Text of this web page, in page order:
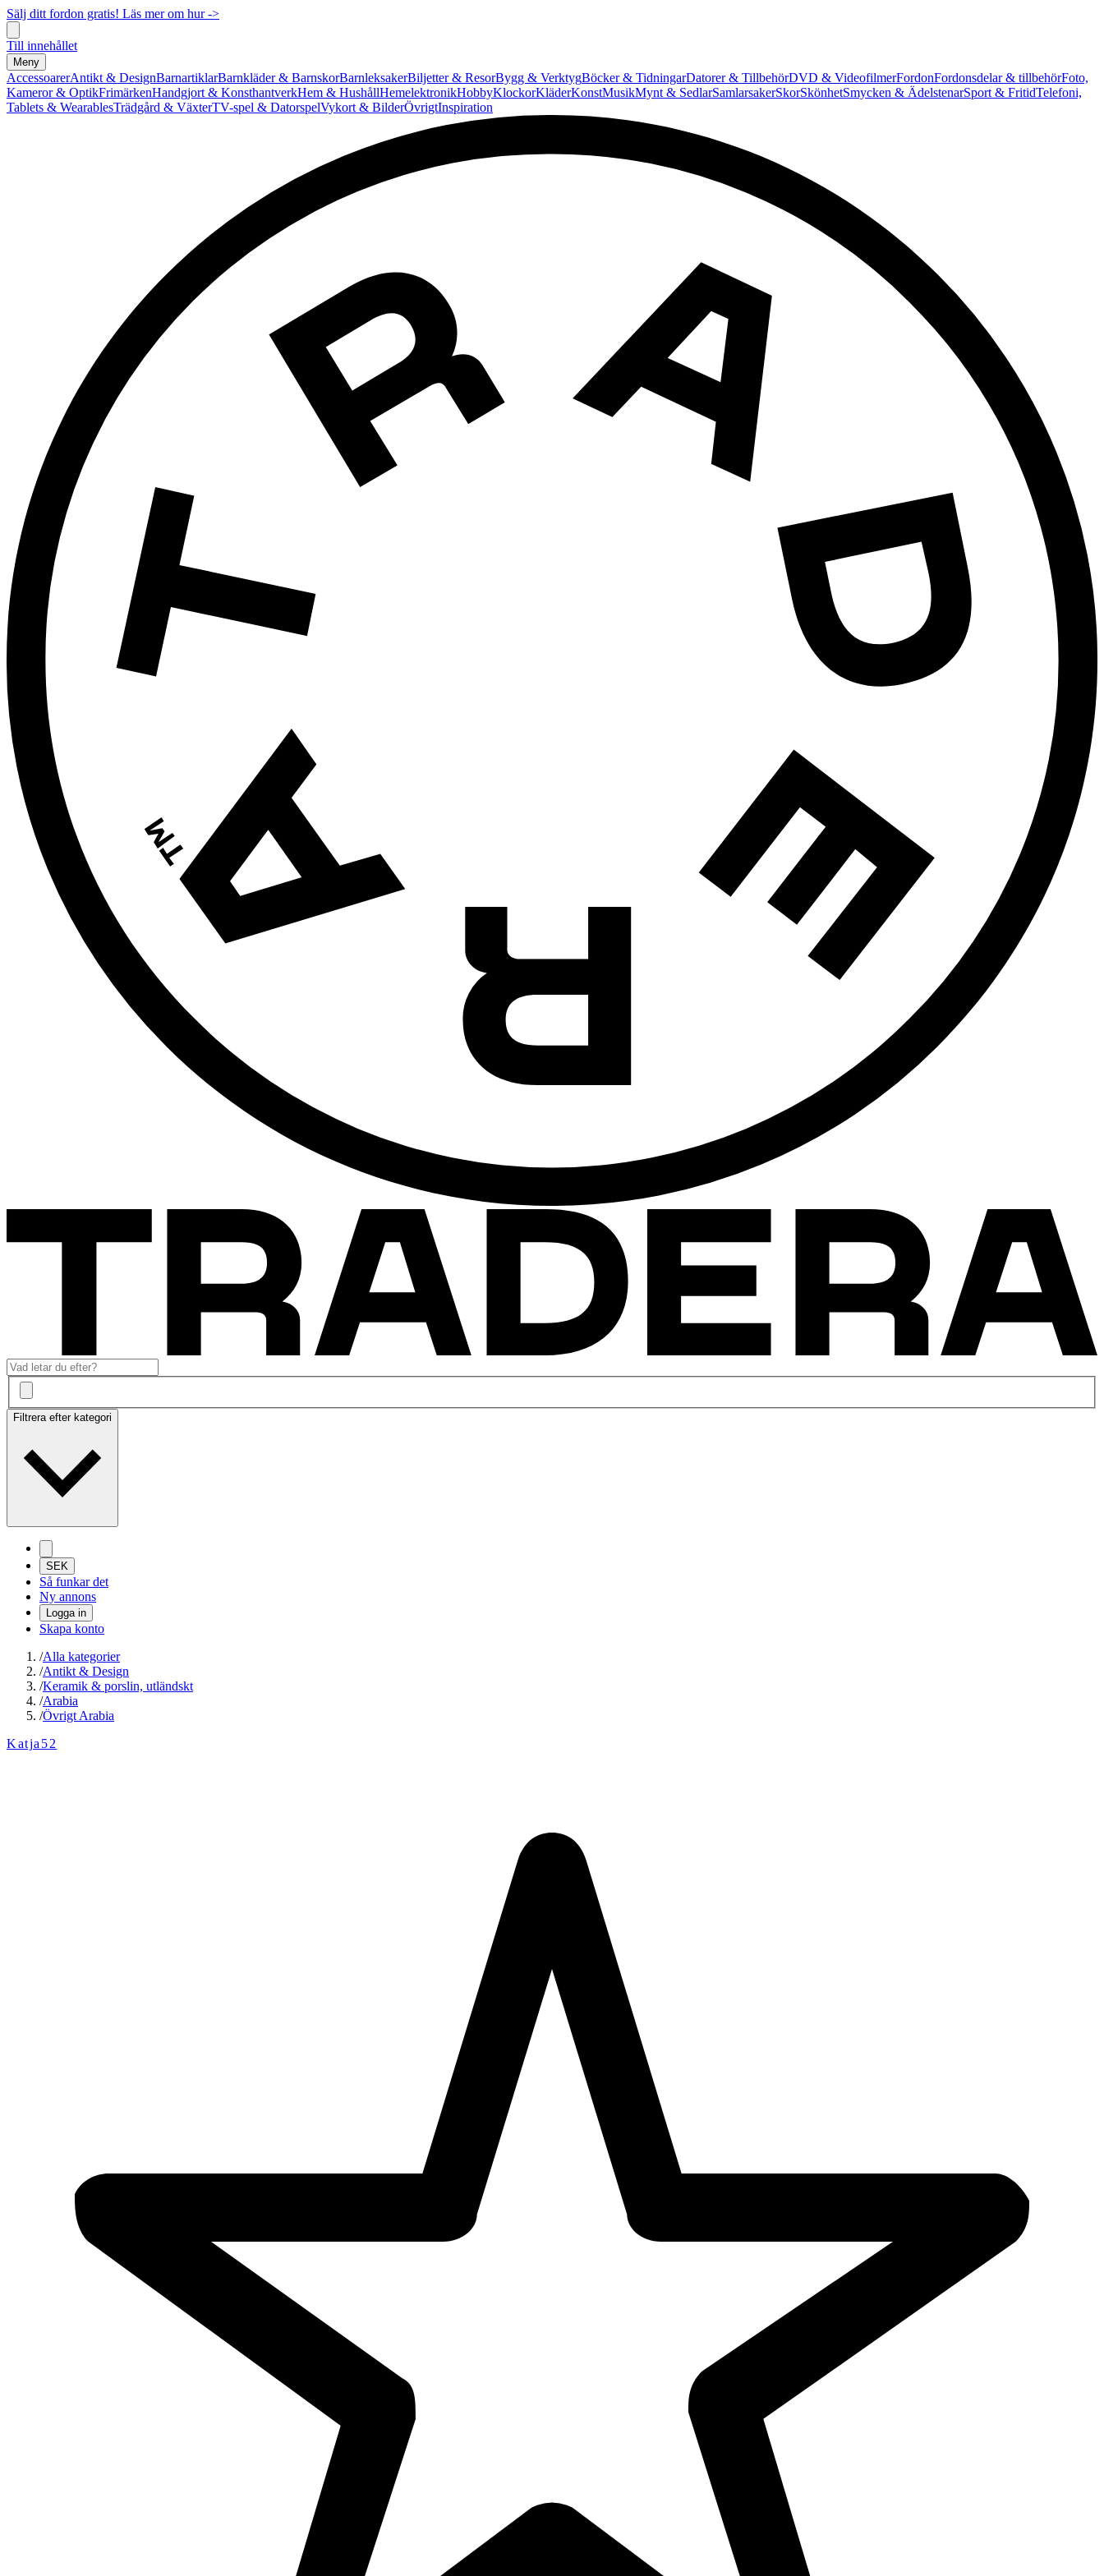
Sälj ditt fordon gratis! Läs mer om hur ->
Till innehållet
Meny
AccessoarerAntikt & DesignBarnartiklarBarnkläder & BarnskorBarnleksakerBiljetter & ResorBygg & VerktygBöcker & TidningarDatorer & TillbehörDVD & VideofilmerFordonFordonsdelar & tillbehörFoto,
Kameror & OptikFrimärkenHandgjort & KonsthantverkHem & HushållHemelektronikHobbyKlockorKläderKonstMusikMynt & SedlarSamlarsakerSkorSkönhetSmycken & ÄdelstenarSport & FritidTelefoni,
Tablets & WearablesTrädgård & VäxterTV-spel & DatorspelVykort & BilderÖvrigtInspiration
Filtrera efter kategori
SEK
Så funkar det
Ny annons
Logga in
Skapa konto
/Alla kategorier
/Antikt & Design
/Keramik & porslin, utländskt
/Arabia
/Övrigt Arabia
Katja52